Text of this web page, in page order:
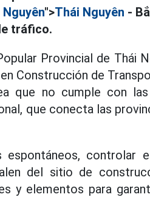
">Thái Nguyên -
tráfico.
Provincial de Thái
Construcción de
que no cumple con
que conecta las
espontáneos, controlar
del sitio de
y elementos para